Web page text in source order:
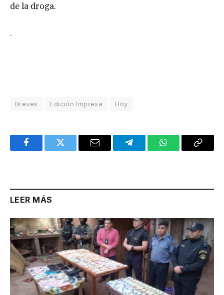
de la droga.
.
Breves Edición Impresa Hoy
FacebookTwitter Email TelegramWhatsAppCopy
LEER MÁS